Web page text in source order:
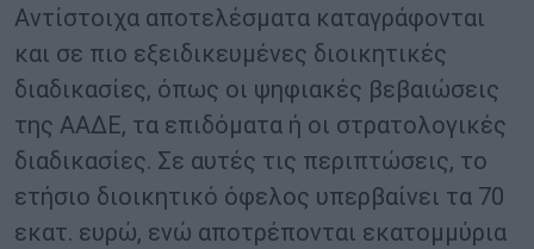
Αντίστοιχα αποτελέσματα καταγράφονται
και σε πιο εξειδικευμένες διοικητικές
διαδικασίες, όπως οι ψηφιακές βεβαιώσεις
της ΑΑΔΕ, τα επιδόματα ή οι στρατολογικές
διαδικασίες. Σε αυτές τις περιπτώσεις, το
ετήσιο διοικητικό όφελος υπερβαίνει τα 70
εκατ. ευρώ, ενώ αποτρέπονται εκατομμύρια